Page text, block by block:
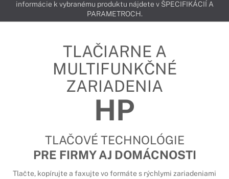
informácie k vybranému produktu nájdete v ŠPECIFIKÁCIÍ A
PARAMETROCH.
TLAČIARNE A
MULTIFUNKČNÉ
ZARIADENIA
HP
TLAČOVÉ TECHNOLÓGIE
PRE FIRMY AJ DOMÁCNOSTI
Tlačte, kopírujte a faxujte vo formáte s rýchlymi zariadeniami